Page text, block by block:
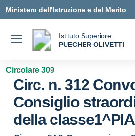
Ministero dell'Istruzione e del Merito
Istituto Superiore
PUECHER OLIVETTI
Circolare 309
Circ. n. 312
Consiglio
della